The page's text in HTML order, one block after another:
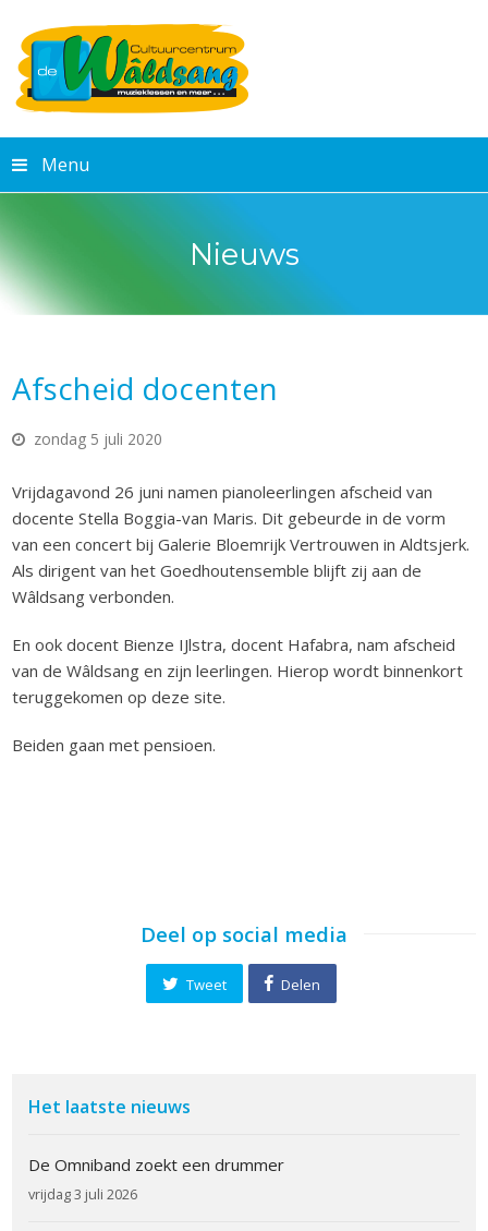
Menu
Nieuws
Afscheid docenten
zondag 5 juli 2020
Vrijdagavond 26 juni namen pianoleerlingen afscheid van
docente Stella Boggia-van Maris. Dit gebeurde in de vorm
van een concert bij Galerie Bloemrijk Vertrouwen in Aldtsjerk.
Als dirigent van het Goedhoutensemble blijft zij aan de
Wâldsang verbonden.
En ook docent Bienze IJlstra, docent Hafabra, nam afscheid
van de Wâldsang en zijn leerlingen. Hierop wordt binnenkort
teruggekomen op deze site.
Beiden gaan met pensioen.
Deel op social media
Tweet Delen
Het laatste nieuws
De Omniband zoekt een drummer
vrijdag 3 juli 2026